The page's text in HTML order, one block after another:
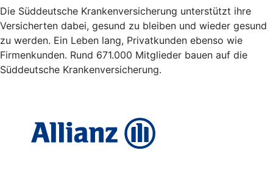
Die Süddeutsche Krankenversicherung unterstützt ihre
Versicherten dabei, gesund zu bleiben und wieder gesund
zu werden. Ein Leben lang, Privatkunden ebenso wie
Firmenkunden. Rund 671.000 Mitglieder bauen auf die
Süddeutsche Krankenversicherung.